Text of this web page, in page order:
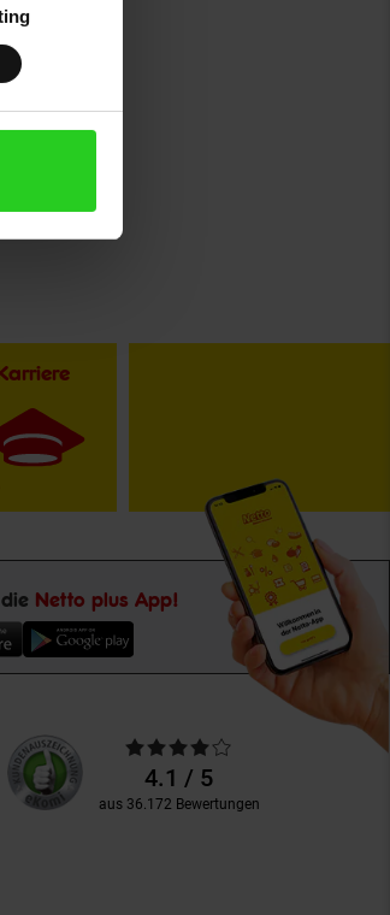
Netto plus App!
Unsere
Kundenbewertungen
Durchschnittliche
Bewertungen4.1 / 5
aus 36.172 Bewertungen